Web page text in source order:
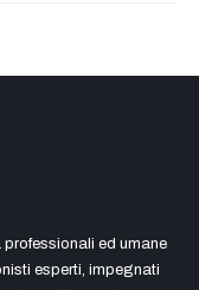
ed umane
esperti, impegnati